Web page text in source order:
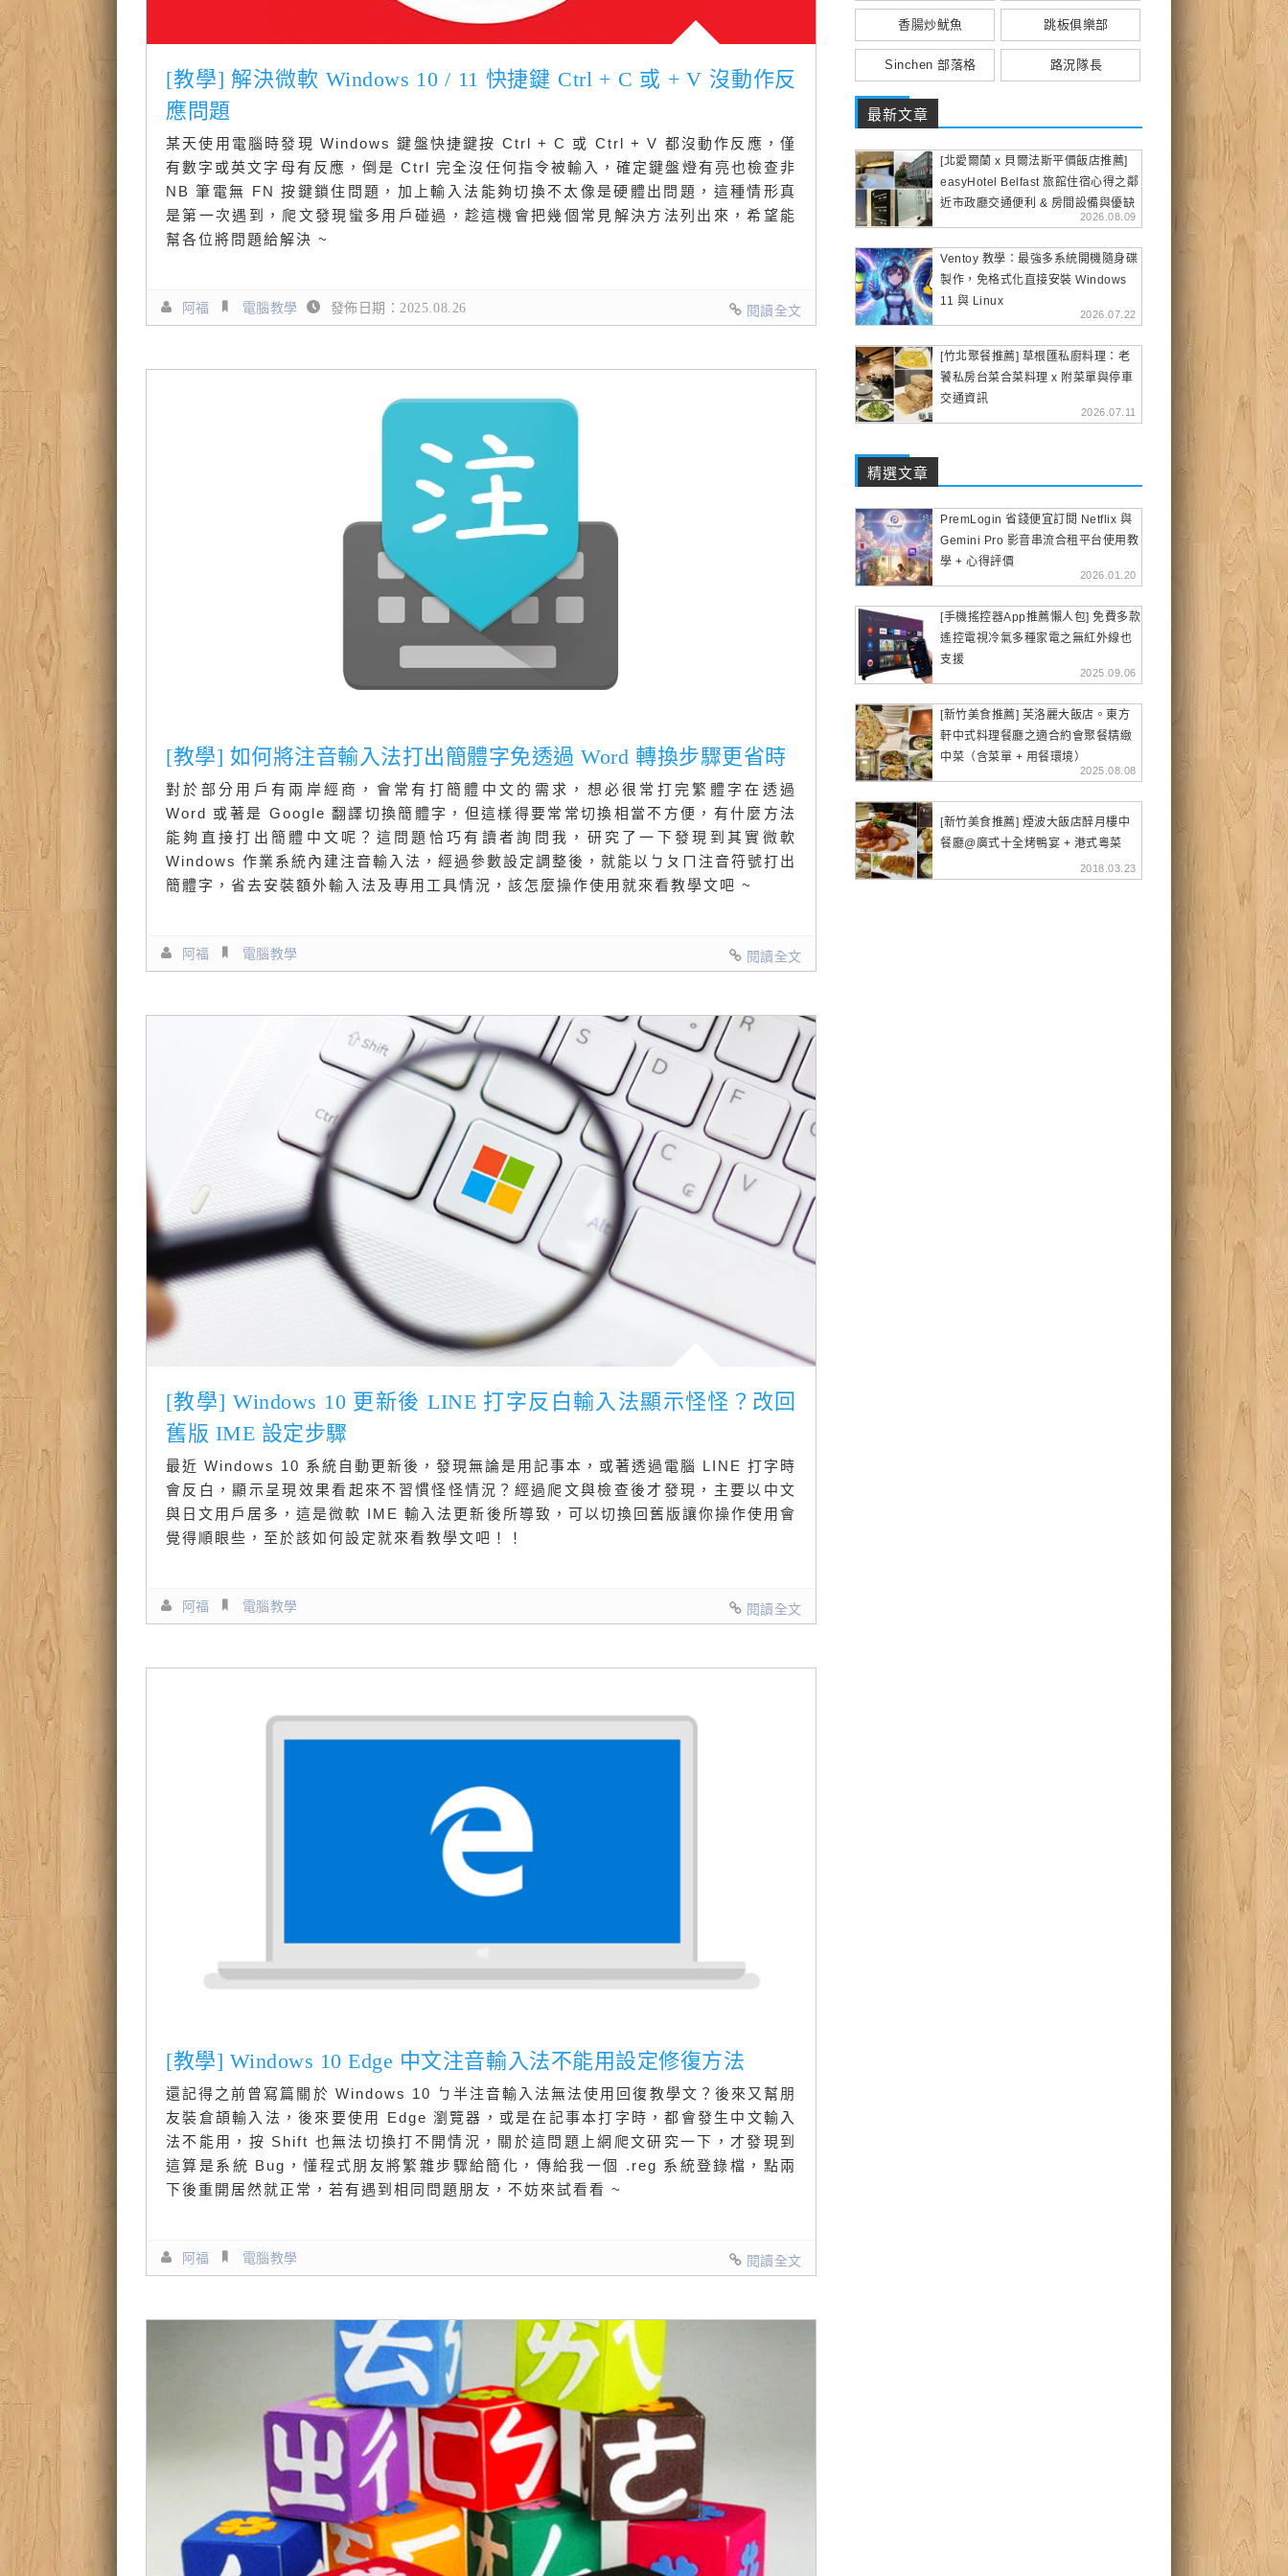
[教學] 解決微軟 Windows 10 / 11 快捷鍵 Ctrl + C 或 + V 沒動作反
應問題
某天使用電腦時發現 Windows 鍵盤快捷鍵按 Ctrl + C 或 Ctrl + V 都沒動作反應，僅
有數字或英文字母有反應，倒是 Ctrl 完全沒任何指令被輸入，確定鍵盤燈有亮也檢查非
NB 筆電無 FN 按鍵鎖住問題，加上輸入法能夠切換不太像是硬體出問題，這種情形真
是第一次遇到，爬文發現蠻多用戶碰過，趁這機會把幾個常見解決方法列出來，希望能
幫各位將問題給解決 ~
阿福 電腦教學 發佈日期：2025.08.26 閱讀全文
[教學] 如何將注音輸入法打出簡體字免透過 Word 轉換步驟更省時
對於部分用戶有兩岸經商，會常有打簡體中文的需求，想必很常打完繁體字在透過
Word 或著是 Google 翻譯切換簡體字，但這樣得要常常切換相當不方便，有什麼方法
能夠直接打出簡體中文呢？這問題恰巧有讀者詢問我，研究了一下發現到其實微軟
Windows 作業系統內建注音輸入法，經過參數設定調整後，就能以ㄅㄆㄇ注音符號打出
簡體字，省去安裝額外輸入法及專用工具情況，該怎麼操作使用就來看教學文吧 ~
阿福 電腦教學 閱讀全文
[教學] Windows 10 更新後 LINE 打字反白輸入法顯示怪怪？改回
舊版 IME 設定步驟
最近 Windows 10 系統自動更新後，發現無論是用記事本，或著透過電腦 LINE 打字時
會反白，顯示呈現效果看起來不習慣怪怪情況？經過爬文與檢查後才發現，主要以中文
與日文用戶居多，這是微軟 IME 輸入法更新後所導致，可以切換回舊版讓你操作使用會
覺得順眼些，至於該如何設定就來看教學文吧！！
阿福 電腦教學 閱讀全文
[教學] Windows 10 Edge 中文注音輸入法不能用設定修復方法
還記得之前曾寫篇關於 Windows 10 ㄅ半注音輸入法無法使用回復教學文？後來又幫朋
友裝倉頡輸入法，後來要使用 Edge 瀏覽器，或是在記事本打字時，都會發生中文輸入
法不能用，按 Shift 也無法切換打不開情況，關於這問題上網爬文研究一下，才發現到
這算是系統 Bug，懂程式朋友將繁雜步驟給簡化，傳給我一個 .reg 系統登錄檔，點兩
下後重開居然就正常，若有遇到相同問題朋友，不妨來試看看 ~
阿福 電腦教學 閱讀全文
香腸炒魷魚 跳板俱樂部
Sinchen 部落格 路況隊長
最新文章
[北愛爾蘭 x 貝爾法斯平價飯店推薦]
easyHotel Belfast 旅館住宿心得之鄰
近市政廳交通便利 & 房間設備與優缺
點
2026.08.09
Ventoy 教學：最強多系統開機隨身碟
製作，免格式化直接安裝 Windows
11 與 Linux
2026.07.22
[竹北聚餐推薦] 草根匯私廚料理：老
饕私房台菜合菜料理 x 附菜單與停車
交通資訊
2026.07.11
精選文章
PremLogin 省錢便宜訂閱 Netflix 與
Gemini Pro 影音串流合租平台使用教
學 + 心得評價
2026.01.20
[手機搖控器App推薦懶人包] 免費多款
遙控電視冷氣多種家電之無紅外線也
支援
2025.09.06
[新竹美食推薦] 芙洛麗大飯店。東方
軒中式料理餐廳之適合約會聚餐精緻
中菜（含菜單 + 用餐環境）
2025.08.08
[新竹美食推薦] 煙波大飯店醉月樓中
餐廳@廣式十全烤鴨宴 + 港式粵菜
2018.03.23